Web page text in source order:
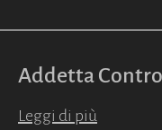
Addetta
Leggi di più